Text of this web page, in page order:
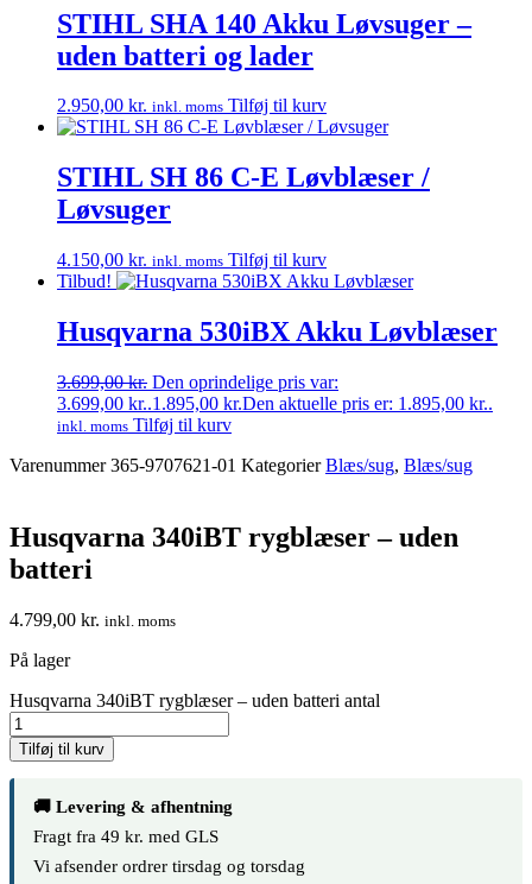
STIHL SHA 140 Akku Løvsuger –
uden batteri og lader
2.950,00 kr. inkl. moms Tilføj til kurv
STIHL SH 86 C-E Løvblæser /
Løvsuger
4.150,00 kr. inkl. moms Tilføj til kurv
Tilbud!
Husqvarna 530iBX Akku Løvblæser
3.699,00kr. Den oprindelige pris var:
3.699,00 kr..1.895,00 kr.Den aktuelle pris er: 1.895,00 kr..
inkl. moms Tilføj til kurv
Varenummer365-9707621-01 Kategorier Blæs/sug, Blæs/sug
Husqvarna 340iBT rygblæser – uden
batteri
4.799,00 kr. inkl. moms
På lager
Husqvarna 340iBT rygblæser – uden batteri antal
Tilføj til kurv
🚚 Levering & afhentning
Fragt fra 49 kr. med GLS
Vi afsender ordrer tirsdag og torsdag